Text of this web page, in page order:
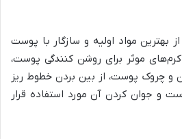
از بهترین مواد اولیه و سازگار با پوست
موثر برای روشن کنندگی پوست،
چروک پوست، از بین بردن خطوط ریز
جوان کردن آن مورد استفاده قرار